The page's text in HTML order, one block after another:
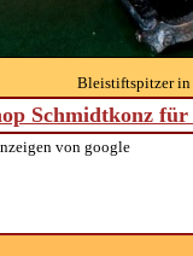
Bleistiftspitzer in
Schmidtkonz
von google